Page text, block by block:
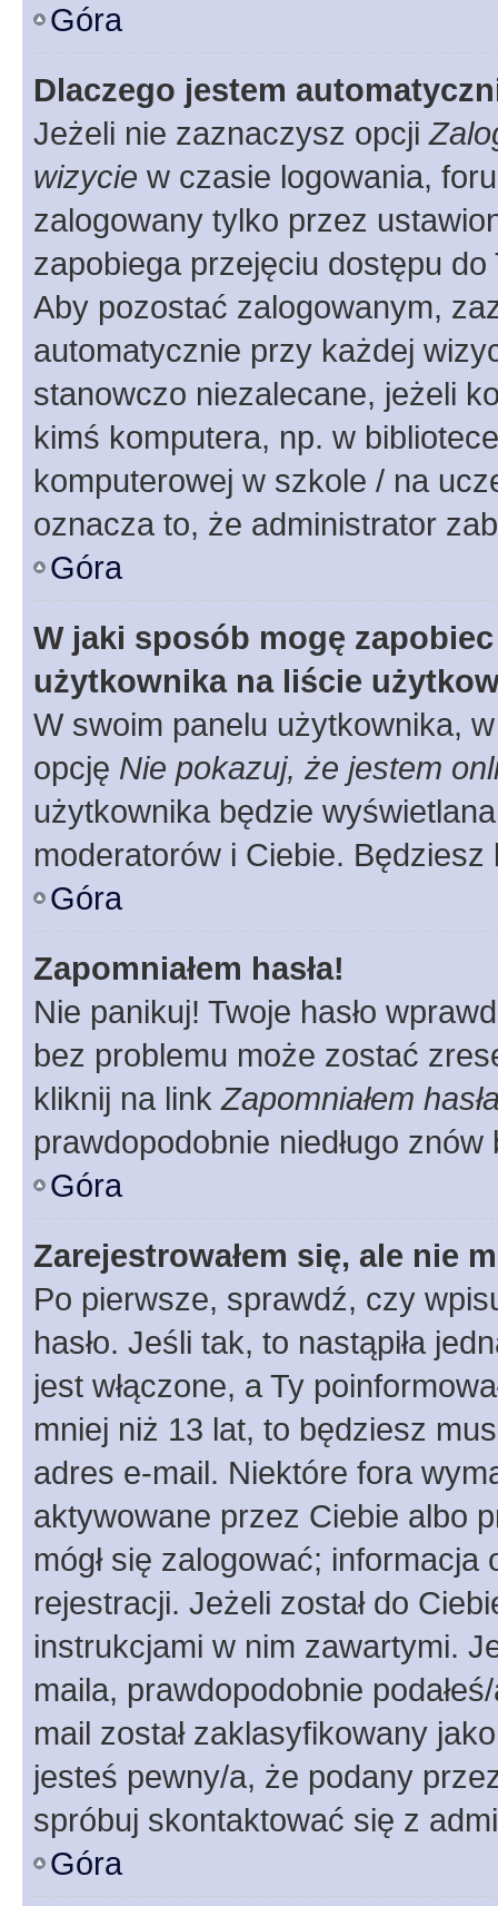
Góra
Dlaczego jestem
Jeżeli nie zaznaczysz opcji
wizycie w czasie logowania,
zalogowany tylko przez
zapobiega przejęciu dostępu
Aby pozostać zalogowanym,
automatycznie przy każdej
stanowczo niezalecane, jeżeli
kimś komputera, np. w
komputerowej w szkole / na
oznacza to, że administrator
Góra
W jaki sposób mogę
użytkownika na liście
W swoim panelu użytkownika,
opcję Nie pokazuj, że jestem
użytkownika będzie
moderatorów i Ciebie.
Góra
Zapomniałem hasła!
Nie panikuj! Twoje hasło
bez problemu może zostać
kliknij na linkZapomniałem
prawdopodobnie niedługo
Góra
Zarejestrowałem się, ale nie
Po pierwsze, sprawdź, czy
hasło. Jeśli tak, to nastąpiła
jest włączone, a Ty
mniej niż 13 lat, to będziesz
adres e-mail. Niektóre fora
aktywowane przez Ciebie albo
mógł się zalogować;
rejestracji. Jeżeli został do
instrukcjami w nim zawartymi.
maila, prawdopodobnie
mail został zaklasyfikowany
jesteś pewny/a, że podany
spróbuj skontaktować się z
Góra